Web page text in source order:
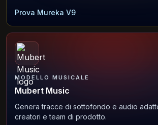
Prova Mureka V9
MODELLO MUSICALE
Mubert Music
Genera tracce di sottofondo e audio
creatori e team di prodotto.